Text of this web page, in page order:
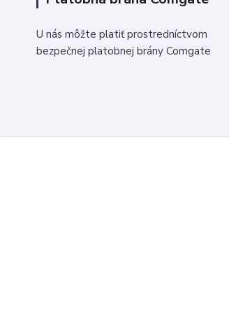
U nás môžte platiť prostredníctvom
bezpečnej platobnej brány Comgate